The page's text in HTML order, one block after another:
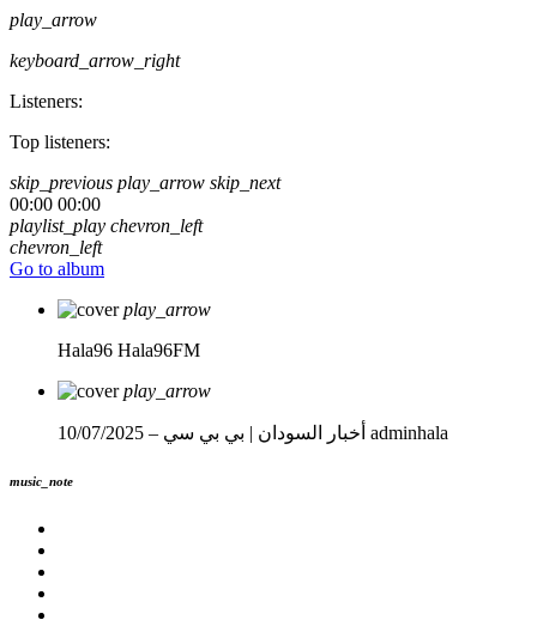
play_arrow
keyboard_arrow_right
Listeners:
Top listeners:
skip_previous play_arrow skip_next
00:00 00:00
playlist_play chevron_left
chevron_left
Go to album
play_arrow
Hala96 Hala96FM
play_arrow
أخبار السودان | بي بي سي – 10/07/2025 adminhala
music_note